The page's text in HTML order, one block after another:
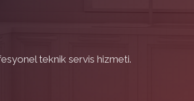
teknik servis hizmeti.